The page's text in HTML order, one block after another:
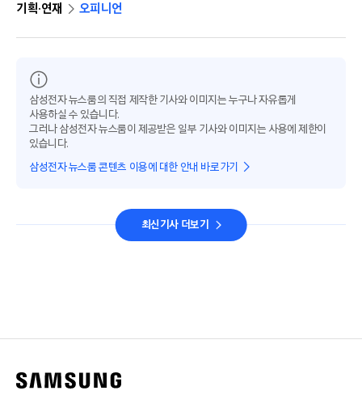
기획·연재
오피니언
삼성전자 뉴스룸의 직접 제작한 기사와 이미지는 누구나 자유롭게
사용하실 수 있습니다.
그러나 삼성전자 뉴스룸이 제공받은 일부 기사와 이미지는 사용에 제한이
있습니다.
삼성전자 뉴스룸 콘텐츠 이용에 대한 안내 바로가기
최신기사 더보기